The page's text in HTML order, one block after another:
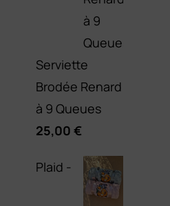
Serviette
Brodée Renard
à 9 Queues
25,00€
Plaid -